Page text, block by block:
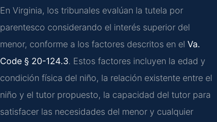
En Virginia, los tribunales evalúan la tutela por
parentesco considerando el interés superior del
menor, conforme a los factores descritos en el Va.
Code § 20-124.3. Estos factores incluyen la edad y
condición física del niño, la relación existente entre el
niño y el tutor propuesto, la capacidad del tutor para
satisfacer las necesidades del menor y cualquier